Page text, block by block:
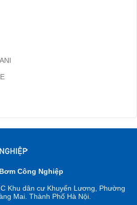
Công Nghiệp
Khu dân cư Khuyến Lương, Phường
Mai. Thành Phố Hà Nội.